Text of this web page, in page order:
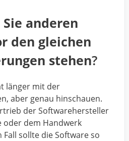
anderen
den gleichen
stehen?
länger mit der
aber genau hinschauen.
der Softwarehersteller
oder dem Handwerk
sollte die Software so